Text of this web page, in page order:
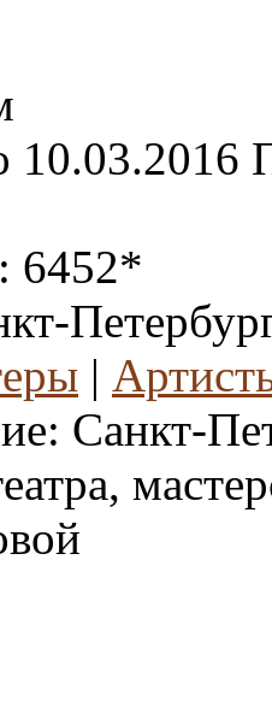
10.03.2016
6452*
|
Санкт-